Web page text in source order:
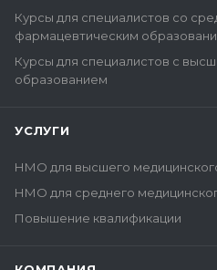
Курсы для специалистов со
фармацевтическим
Курсы для специалистов с
образованием
УСЛУГИ
НМО для высшего
НМО для среднего
Повышение квалификации